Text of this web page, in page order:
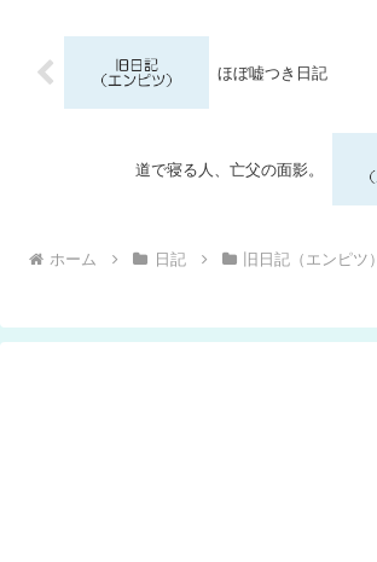
ほぼ嘘つき日記
道で寝る人、亡父の面影。
ホーム 日記 旧日記（エンピツ）